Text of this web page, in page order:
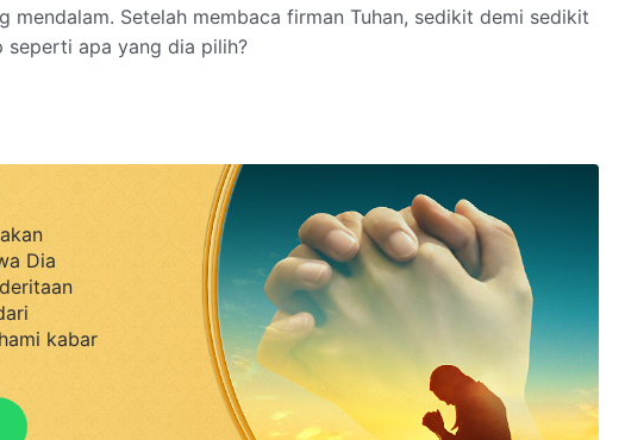
mendalam. Setelah membaca firman Tuhan, sedikit demi sedikit
seperti apa yang dia pilih?
Dia
kabar